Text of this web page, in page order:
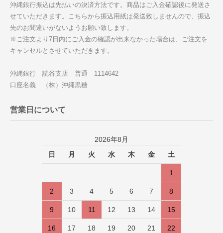
沖縄銀行振込は先払いの決済方法です。商品はご入金確認後に発送さ
せていただきます。こちらから振込用紙は発送致しませんので、振込
先のお間違いがないようお願い致します。
※ご注文より7日内にご入金の確認が出来なかった場合は、ご注文を
キャンセルとさせていただきます。
沖縄銀行 読谷支店 普通 1114642
口座名義 （株）沖縄黒糖
営業日について
2026年8月
日
月 火 水 木 金 土
1
2 3 4 5 6 7 8
9 10 11 12 13 14 15
16 17 18 19 20 21 22